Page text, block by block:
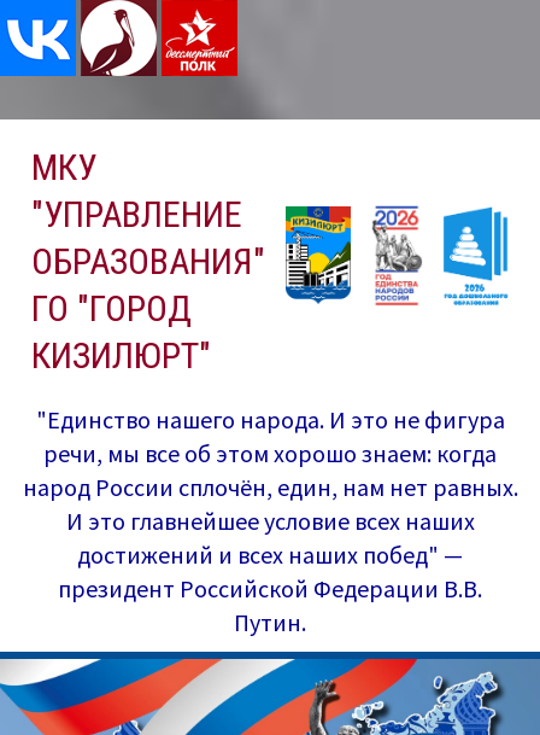
содержимому
МКУ
"УПРАВЛЕНИЕ
ОБРАЗОВАНИЯ"
ГО "ГОРОД
КИЗИЛЮРТ"
"Единство нашего народа. И это не фигура
речи, мы все об этом хорошо знаем: когда
народ России сплочён, един, нам нет равных.
И это главнейшее условие всех наших
достижений и всех наших побед" —
президент Российской Федерации В.В.
Путин.